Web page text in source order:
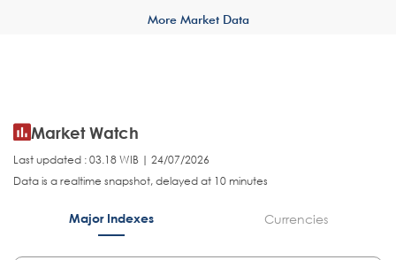
More Market Data
Market Watch
Last updated : 03.18 WIB | 24/07/2026
Data is a realtime snapshot, delayed at 10 minutes
Major Indexes Currencies